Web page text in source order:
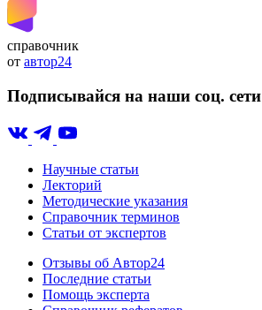
справочник
от автор24
Подписывайся на наши соц. сети
Научные статьи
Лекторий
Методические указания
Справочник терминов
Статьи от экспертов
Отзывы об Автор24
Последние статьи
Помощь эксперта